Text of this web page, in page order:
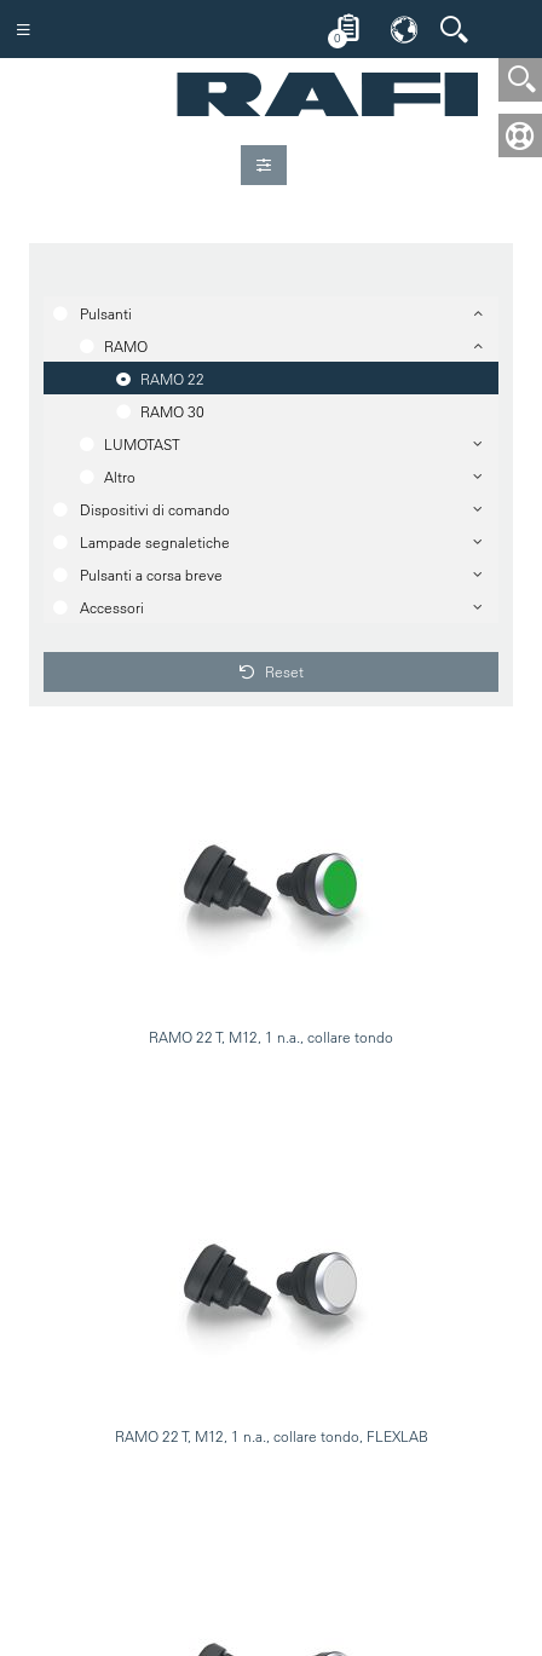
0
Pulsanti
RAMO
RAMO 22
RAMO 30
LUMOTAST
Altro
Dispositivi di comando
Lampade segnaletiche
Pulsanti a corsa breve
Accessori
Reset
RAMO 22 T, M12, 1 n.a., collare tondo
RAMO 22 T, M12, 1 n.a., collare tondo, FLEXLAB